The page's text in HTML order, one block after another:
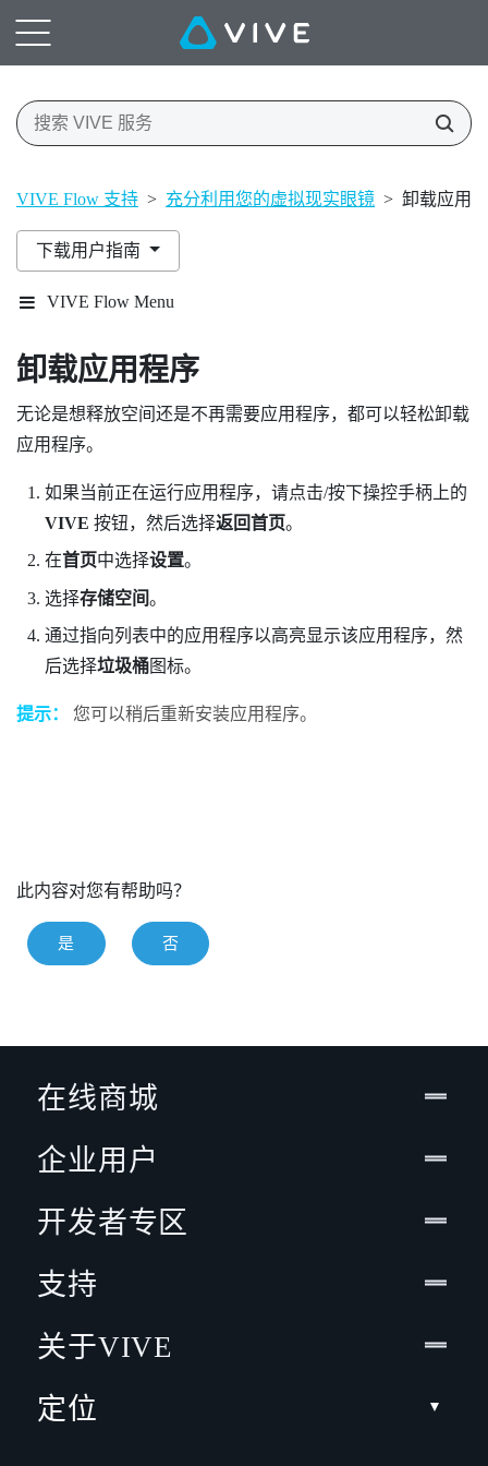
VIVE Flow 支持 > 充分利用您的虚拟现实眼镜 > 卸载应用
下载用户指南
VIVE Flow Menu
卸载应用程序
无论是想释放空间还是不再需要应用程序，都可以轻松卸载
应用程序。
如果当前正在运行应用程序，请点击/按下操控手柄上的
VIVE 按钮，然后选择返回首页。
在首页中选择设置。
选择存储空间。
通过指向列表中的应用程序以高亮显示该应用程序，然
后选择垃圾桶图标。
提示： 您可以稍后重新安装应用程序。
此内容对您有帮助吗？
是 否
在线商城
企业用户
开发者专区
支持
关于VIVE
定位